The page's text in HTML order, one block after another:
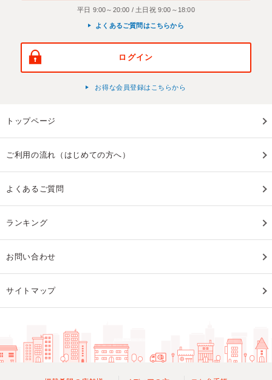
平日 9:00～20:00 / 土日祝 9:00～18:00
よくあるご質問はこちらから
ログイン
お得な会員登録はこちらから
トップページ
ご利用の流れ（はじめての方へ）
よくあるご質問
ランキング
お問い合わせ
サイトマップ